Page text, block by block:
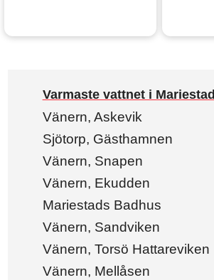
Varmaste vattnet i Mariestad
Vänern, Askevik
Sjötorp, Gästhamnen
Vänern, Snapen
Vänern, Ekudden
Mariestads Badhus
Vänern, Sandviken
Vänern, Torsö Hattareviken
Vänern, Mellåsen